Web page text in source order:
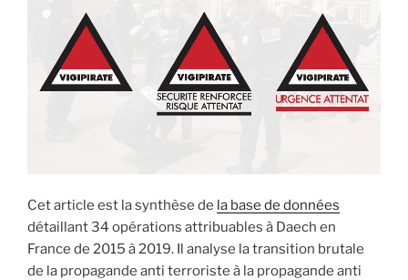
France »
Cet article est la synthèse de la base de données
détaillant 34 opérations attribuables à Daech en
France de 2015 à 2019. Il analyse la transition brutale
de la propagande anti terroriste à la propagande anti